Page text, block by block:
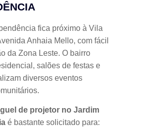
fica próximo à Vila
Anhaia Mello, com fácil
da Zona Leste. O bairro
salões de festas e
diversos eventos
de projetor no Jardim
é bastante solicitado para: